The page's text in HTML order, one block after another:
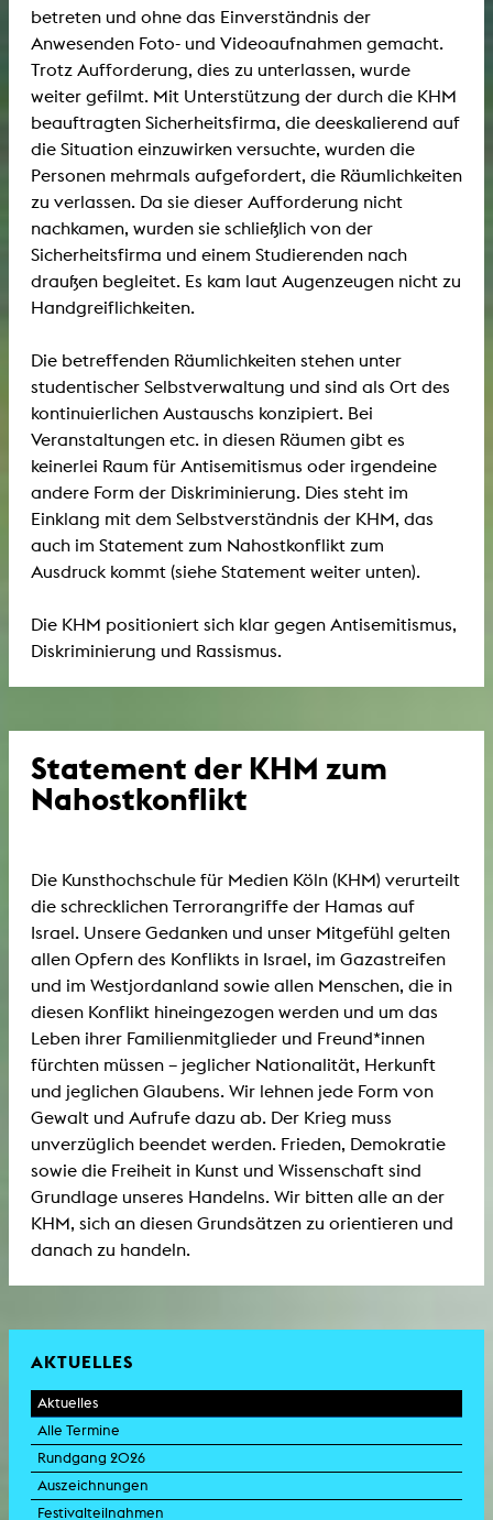
betreten und ohne das Einverständnis der
Anwesenden Foto- und Videoaufnahmen gemacht.
Trotz Aufforderung, dies zu unterlassen, wurde
weiter gefilmt. Mit Unterstützung der durch die KHM
beauftragten Sicherheitsfirma, die deeskalierend auf
die Situation einzuwirken versuchte, wurden die
Personen mehrmals aufgefordert, die Räumlichkeiten
zu verlassen. Da sie dieser Aufforderung nicht
nachkamen, wurden sie schließlich von der
Sicherheitsfirma und einem Studierenden nach
draußen begleitet. Es kam laut Augenzeugen nicht zu
Handgreiflichkeiten.
Die betreffenden Räumlichkeiten stehen unter
studentischer Selbstverwaltung und sind als Ort des
kontinuierlichen Austauschs konzipiert. Bei
Veranstaltungen etc. in diesen Räumen gibt es
keinerlei Raum für Antisemitismus oder irgendeine
andere Form der Diskriminierung. Dies steht im
Einklang mit dem Selbstverständnis der KHM, das
auch im Statement zum Nahostkonflikt zum
Ausdruck kommt (siehe Statement weiter unten).
Die KHM positioniert sich klar gegen Antisemitismus,
Diskriminierung und Rassismus.
Statement der KHM zum
Nahostkonflikt
Die Kunsthochschule für Medien Köln (KHM) verurteilt
die schrecklichen Terrorangriffe der Hamas auf
Israel. Unsere Gedanken und unser Mitgefühl gelten
allen Opfern des Konflikts in Israel, im Gazastreifen
und im Westjordanland sowie allen Menschen, die in
diesen Konflikt hineingezogen werden und um das
Leben ihrer Familienmitglieder und Freund*innen
fürchten müssen – jeglicher Nationalität, Herkunft
und jeglichen Glaubens. Wir lehnen jede Form von
Gewalt und Aufrufe dazu ab. Der Krieg muss
unverzüglich beendet werden. Frieden, Demokratie
sowie die Freiheit in Kunst und Wissenschaft sind
Grundlage unseres Handelns. Wir bitten alle an der
KHM, sich an diesen Grundsätzen zu orientieren und
danach zu handeln.
AKTUELLES
Aktuelles
Alle Termine
Rundgang 2026
Auszeichnungen
Festivalteilnahmen